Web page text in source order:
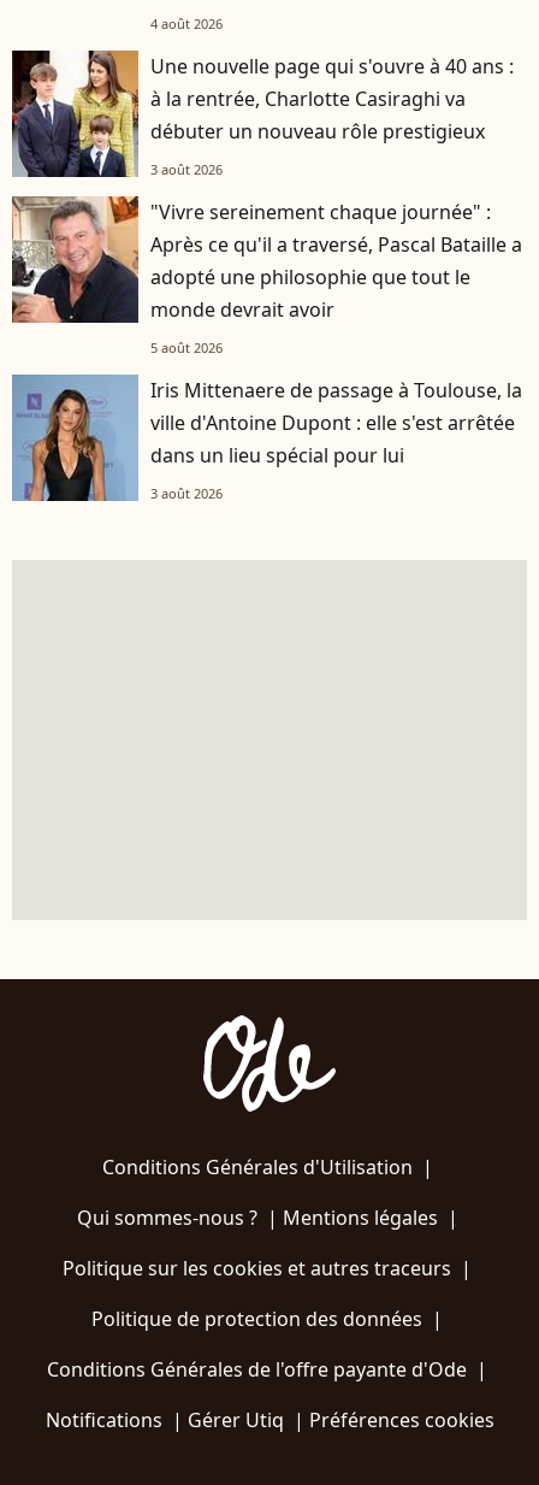
4 août 2026
Une nouvelle page qui s'ouvre à 40 ans :
à la rentrée, Charlotte Casiraghi va
débuter un nouveau rôle prestigieux
3 août 2026
"Vivre sereinement chaque journée" :
Après ce qu'il a traversé, Pascal Bataille a
adopté une philosophie que tout le
monde devrait avoir
5 août 2026
Iris Mittenaere de passage à Toulouse, la
ville d'Antoine Dupont : elle s'est arrêtée
dans un lieu spécial pour lui
3 août 2026
Conditions Générales d'Utilisation |
Qui sommes-nous ?| Mentions légales |
Politique sur les cookies et autres traceurs |
Politique de protection des données |
Conditions Générales de l'offre payante d'Ode |
Notifications | Gérer Utiq | Préférences cookies